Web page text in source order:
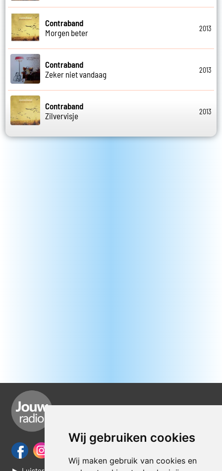
Wij gebruiken cookies
Wij maken gebruik van cookies en
Contraband
Morgen beter
2013
Contraband
Zeker niet vandaag
2013
Contraband
Zilvervisje
2013